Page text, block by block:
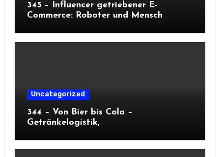
345 – Influencer getriebener E-
Commerce: Roboter und Mensch
Uncategorized
344 – Von Bier bis Cola –
Getränkelogistik,